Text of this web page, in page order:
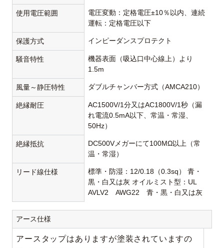
使用電圧範囲
電圧変動：定格電圧±10％以内、連続
運転：定格電圧以下
保護方式 インピーダンスプロテクト
騒音特性
機器表面（吸込口中心線上）より
1.5m
風量～静圧特性 ダブルチャンバー方式（AMCA210）
絶縁耐圧
AC1500V/1分又はAC1800V/1秒（漏
れ電流0.5mA以下、常温・常湿、
50Hz）
絶縁抵抗
DC500Vメガーにて100MΩ以上（常
温・常湿）
リード線仕様
標準・防湿：12/0.18（0.3sq） 青・
黒・白又は灰 オイルミスト型：UL
AVLV2 AWG22 青・黒・白又は灰
アース仕様
アースタップはありますが塗装されていますの